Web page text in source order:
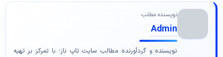
نویسنده مطلب
Admin
نویسنده و گردآورنده مطالب سایت تاپ ناز؛ با تمرکز بر تهیه